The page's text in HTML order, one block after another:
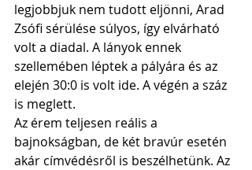
legjobbjuk nem tudott eljönni, Arad
Zsófi sérülése súlyos, így elvárható
volt a diadal. A lányok ennek
szellemében léptek a pályára és az
elején 30:0 is volt ide. A végén a száz
is meglett.
Az érem teljesen reális a
bajnokságban, de két bravúr esetén
akár címvédésről is beszélhetünk. Az